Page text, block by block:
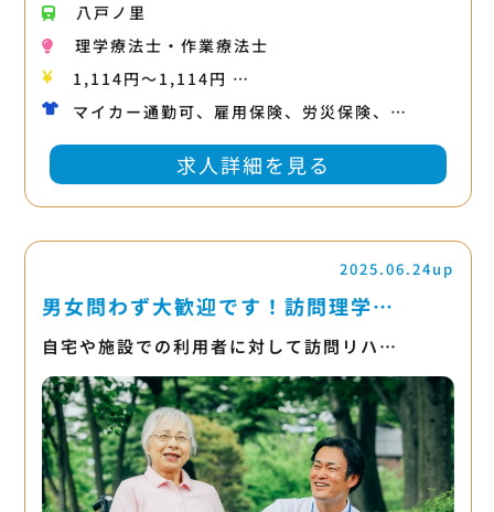
八戸ノ里
理学療法士・作業療法士
1,114円〜1,114円 …
マイカー通勤可、雇用保険、労災保険、…
求人詳細を見る
2025.06.24up
男女問わず大歓迎です！訪問理学…
自宅や施設での利用者に対して訪問リハ…